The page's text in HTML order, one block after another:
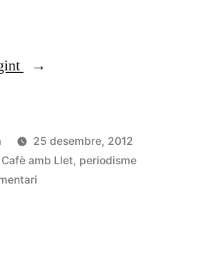
«Un
una
tassa»
25 desembre, 2012
Etiquetes:
Cafè amb Llet, periodisme
a